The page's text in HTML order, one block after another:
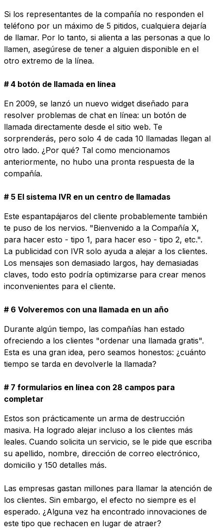
Si los representantes de la compañía no responden el
teléfono por un máximo de 5 pitidos, cualquiera dejaría
de llamar. Por lo tanto, si alienta a las personas a que lo
llamen, asegúrese de tener a alguien disponible en el
otro extremo de la línea.
# 4 botón de llamada en línea
En 2009, se lanzó un nuevo widget diseñado para
resolver problemas de chat en línea: un botón de
llamada directamente desde el sitio web. Te
sorprenderás, pero solo 4 de cada 10 llamadas llegan al
otro lado. ¿Por qué? Tal como mencionamos
anteriormente, no hubo una pronta respuesta de la
compañía.
# 5 El sistema IVR en un centro de llamadas
Este espantapájaros del cliente probablemente también
te puso de los nervios. "Bienvenido a la Compañía X,
para hacer esto - tipo 1, para hacer eso - tipo 2, etc.".
La publicidad con IVR solo ayuda a alejar a los clientes.
Los mensajes son demasiado largos, hay demasiadas
claves, todo esto podría optimizarse para crear menos
inconvenientes para el cliente.
# 6 Volveremos con una llamada en un año
Durante algún tiempo, las compañías han estado
ofreciendo a los clientes "ordenar una llamada gratis".
Esta es una gran idea, pero seamos honestos: ¿cuánto
tiempo se tarda en devolverle la llamada?
# 7 formularios en línea con 28 campos para
completar
Estos son prácticamente un arma de destrucción
masiva. Ha logrado alejar incluso a los clientes más
leales. Cuando solicita un servicio, se le pide que escriba
su apellido, nombre, dirección de correo electrónico,
domicilio y 150 detalles más.
Las empresas gastan millones para llamar la atención de
los clientes. Sin embargo, el efecto no siempre es el
esperado. ¿Alguna vez ha encontrado innovaciones de
este tipo que rechacen en lugar de atraer?